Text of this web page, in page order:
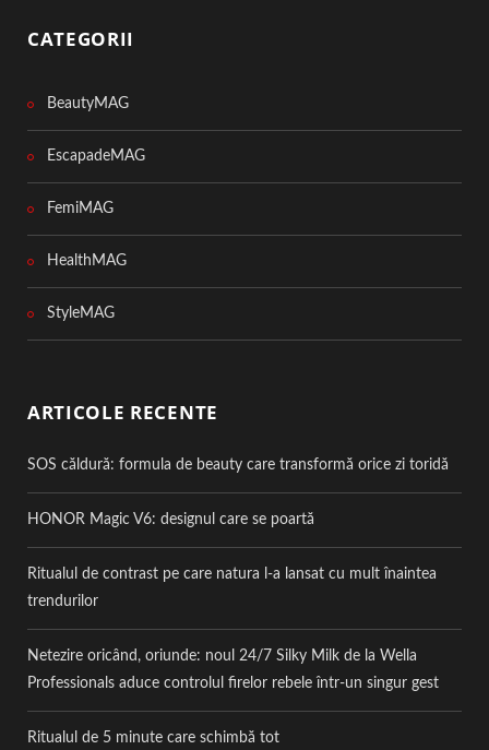
CATEGORII
BeautyMAG
EscapadeMAG
FemiMAG
HealthMAG
StyleMAG
ARTICOLE RECENTE
SOS căldură: formula de beauty care transformă orice zi toridă
HONOR Magic V6: designul care se poartă
Ritualul de contrast pe care natura l-a lansat cu mult înaintea
trendurilor
Netezire oricând, oriunde: noul 24/7 Silky Milk de la Wella
Professionals aduce controlul firelor rebele într-un singur gest
Ritualul de 5 minute care schimbă tot